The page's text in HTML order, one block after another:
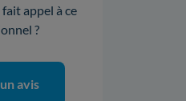
appel à ce
?
avis